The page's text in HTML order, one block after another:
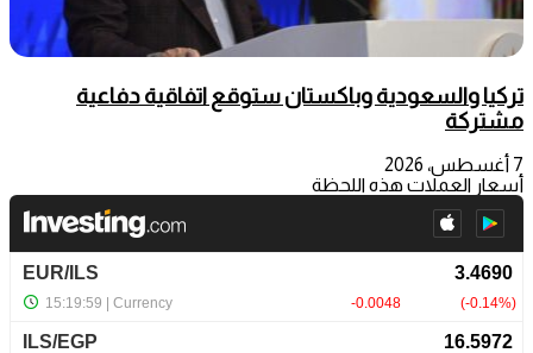
تركيا والسعودية وباكستان ستوقع اتفاقية دفاعية
مشتركة
7 أغسطس، 2026
أسعار العملات هذه اللحظة